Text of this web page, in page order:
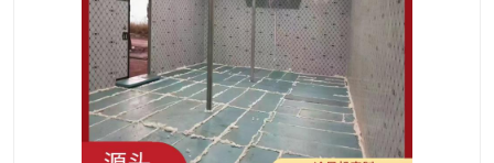
资阳冻库，资阳冻库安装 泸州冻库，泸州冷库
乐山冻库,乐山保鲜冷库 自贡冻库组装
雅安冷库,雅安冻库 攀枝花冻库